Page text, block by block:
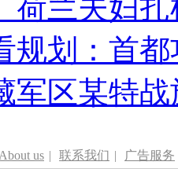
荷兰夫妇
规划：首
军区某特
About us | 联系我们 | 广告服务